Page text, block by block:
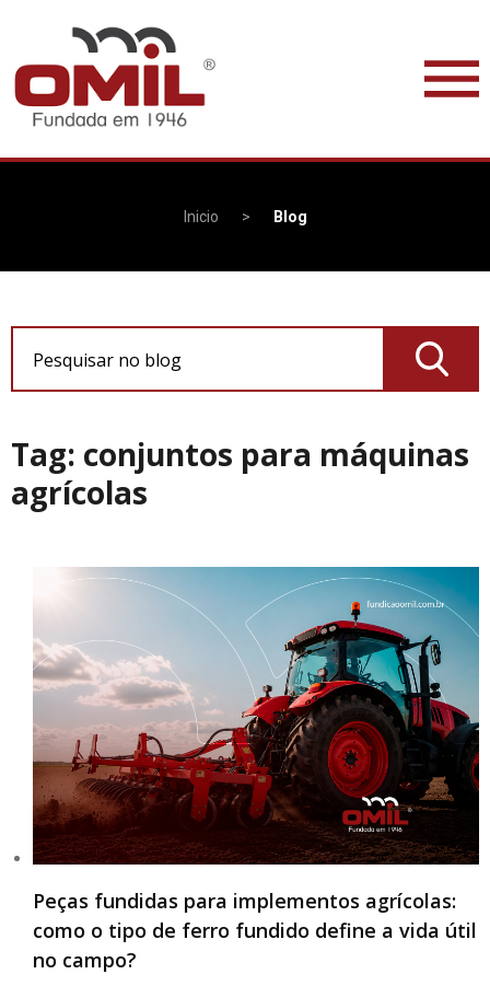
Inicio > Blog
Tag: conjuntos para máquinas
agrícolas
Peças fundidas para implementos agrícolas:
como o tipo de ferro fundido define a vida útil
no campo?
Pesquisar no blog